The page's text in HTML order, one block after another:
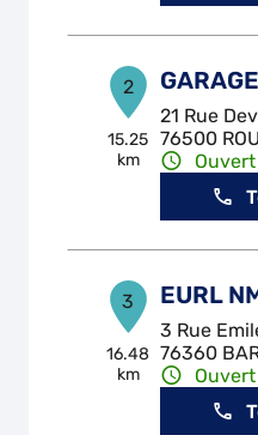
2
15.25
km
21 Rue
76500
3
16.48
km
EURL
3 Rue
76360